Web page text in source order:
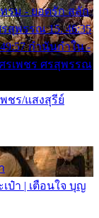
ทรม - ยอดรัก สลัก
สุพรรณ 15. 46:35
กำนันกำใน -
รเพชร ศรสุพรรณ
ชร/แสงสุรีย์
ป๋า | เตือนใจ บุญ